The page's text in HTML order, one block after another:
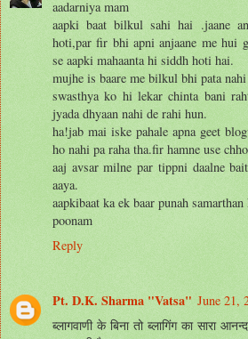
aadarniya mam
aapki baat bilkul sahi hai .jaane
hoti,par fir bhi apni anjaane me hui
se aapki mahaanta hi siddh hoti hai.
mujhe is baare me bilkul bhi pata
swasthya ko hi lekar chinta bani
jyada dhyaan nahi de rahi hun.
ha!jab mai iske pahale apna geet
ho nahi pa raha tha.fir hamne use
aaj avsar milne par tippni daalne
aaya.
aapkibaat ka ek baar punah
poonam
Reply
Pt. D.K. Sharma "Vatsa" June 21,
ब्लागवाणी के बिना तो ब्लागिंग का सारा